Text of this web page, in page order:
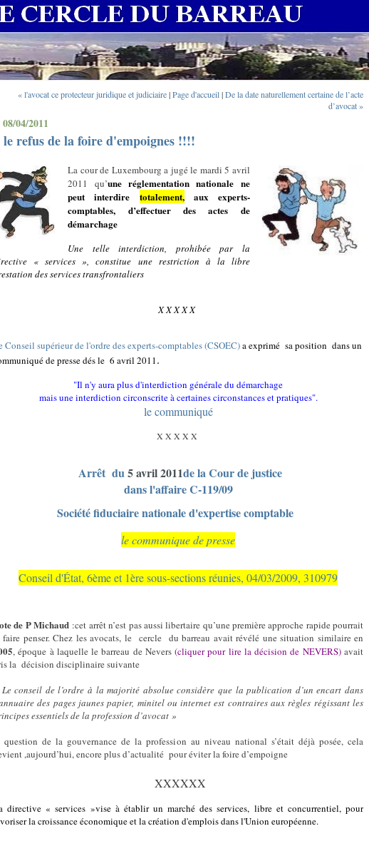
« l'avocat ce protecteur juridique et judiciaire|Page d'accueil|De la date naturellement certaine de l’acte
d’avocat »
08/04/2011
le refus de la foire d'empoignes !!!!
La cour de Luxembourg a jugé le mardi 5 avril
2011 qu’une réglementation nationale ne
peut interdire totalement,aux experts-
comptables, d’effectuer des actes de
démarchage
Une telle interdiction, prohibée par la
« services », constitue une restriction à la libre
des services transfrontaliers
X X X X X
Conseil supérieur de l'ordre des experts-comptables (CSOEC)a exprimé sa position dans un
de presse dés le 6 avril 2011.
"Il n'y aura plus d'interdiction générale du démarchage
mais une interdiction circonscrite à certaines circonstances et pratiques".
le communiqué
X X X X X
Arrêt du5 avril 2011de la Cour de justice
dans l'affaire C-119/09
Société fiduciaire nationale d'expertise comptable
le communique de presse
Conseil d'État, 6ème et 1ère sous-sections réunies, 04/03/2009, 310979
de P Michaud :cet arrêt n’est pas aussi libertaire qu’une première approche rapide pourrait
faire penser. Chez les avocats, le cercle du barreau avait révélé une situation similaire en
, époque à laquelle le barreau de Nevers(cliquer pour lire la décision de NEVERS)avait
la décision disciplinaire suivante
conseil de l’ordre à la majorité absolue considère que la publication d’un encart dans
des pages jaunes papier, minitel ou internet est contraires aux règles régissant les
essentiels de la profession d’avocat »
question de la gouvernance de la profession au niveau national s’était déjà posée, cela
,aujourd’hui, encore plus d’actualité pour éviter la foire d’empoigne
XXXXXX
directive « services »vise à établir un marché des services, libre et concurrentiel, pour
la croissance économique et la création d'emplois dans l'Union européenne.